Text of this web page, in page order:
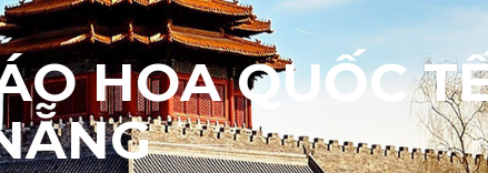
HOA QUỐC